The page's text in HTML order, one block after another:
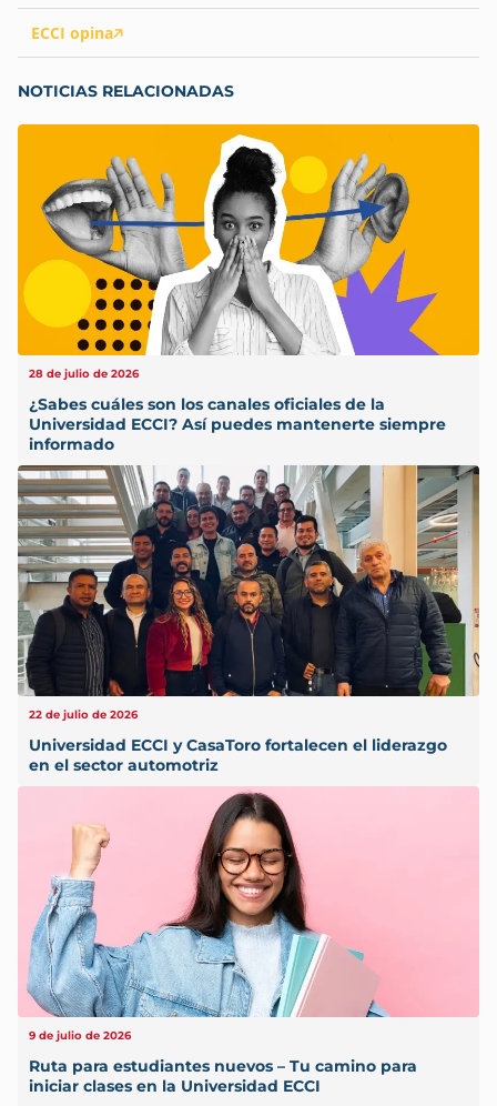
ECCI opina
NOTICIAS RELACIONADAS
28 de julio de 2026
¿Sabes cuáles son los canales oficiales de la
Universidad ECCI? Así puedes mantenerte siempre
informado
22 de julio de 2026
Universidad ECCI y CasaToro fortalecen el liderazgo
en el sector automotriz
9 de julio de 2026
Ruta para estudiantes nuevos – Tu camino para
iniciar clases en la Universidad ECCI